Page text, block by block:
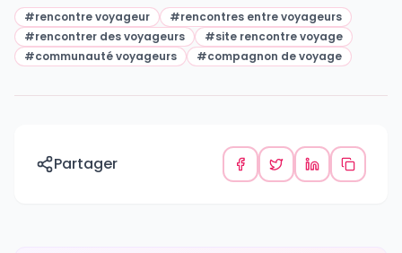
#rencontre voyageur #rencontres entre voyageurs
#rencontrer des voyageurs #site rencontre voyage
#communauté voyageurs #compagnon de voyage
Partager